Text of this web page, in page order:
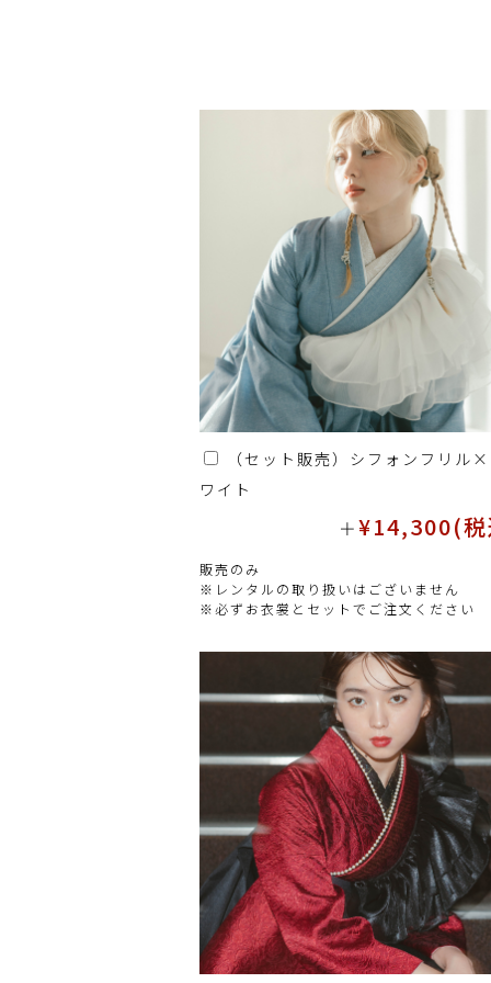
（セット販売）シフォンフリル
ワイト
＋¥14,300(
販売のみ
※レンタルの取り扱いはございません
※必ずお衣裳とセットでご注文ください